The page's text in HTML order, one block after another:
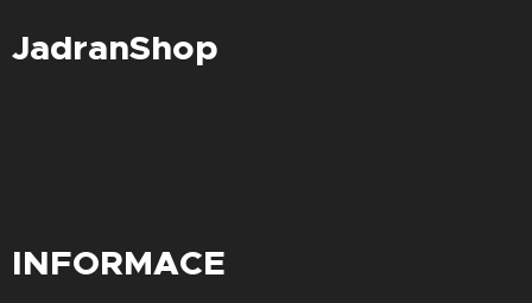
JadranShop
INFORMACE